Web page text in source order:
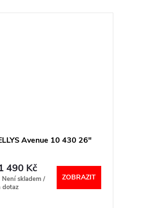
Avenue 10 430 26"
490 Kč
Není skladem /
dotaz
ZOBRAZIT